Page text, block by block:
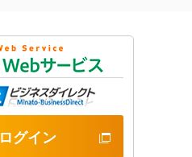
ログイン